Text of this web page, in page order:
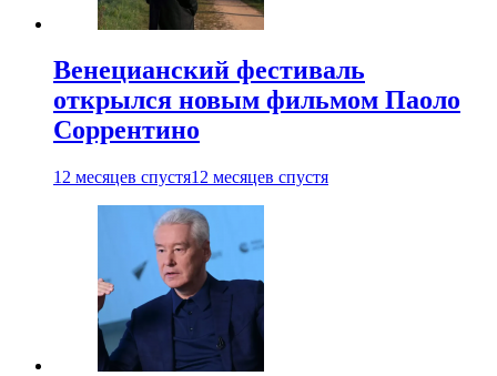
Венецианский фестиваль
открылся новым фильмом Паоло
Соррентино
12 месяцев спустя12 месяцев спустя